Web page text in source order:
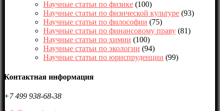
Научные статьи по физике (100)
Научные статьи по физической культуре (93)
Научные статьи по философии (75)
Научные статьи по финансовому праву (81)
Научные статьи по химии (100)
Научные статьи по экологии (94)
Научные статьи по юриспруденции (99)
Контактная информация
+7 499 938-68-38